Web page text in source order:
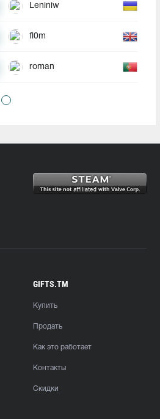
Leniniw
fl0m
roman
GIFTS.TM
Купить
Продать
Как это работает
Контакты
Скидки